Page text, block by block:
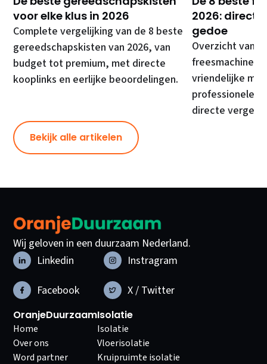
voor elke klus in 2026
Complete vergelijking van de 8 beste
gereedschapskisten van 2026, van
budget tot premium, met directe
kooplinks en eerlijke beoordelingen.
2026: direct
gedoe
Overzicht van
freesmachines,
vriendelijke
professionele
directe
Bekijk alle artikelen
Wij geloven in een duurzaam Nederland.
Linkedin
Instragram
Facebook
X / Twitter
OranjeDuurzaam
Home
Over ons
Word partner
Isolatie
Isolatie
Vloerisolatie
Kruipruimte isolatie